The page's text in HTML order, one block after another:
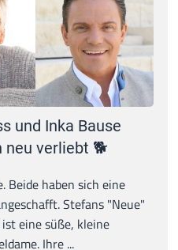
und Inka Bause
neu verliebt 🐕
Beide haben sich eine
Stefans "Neue"
eine süße, kleine
Ihre ...